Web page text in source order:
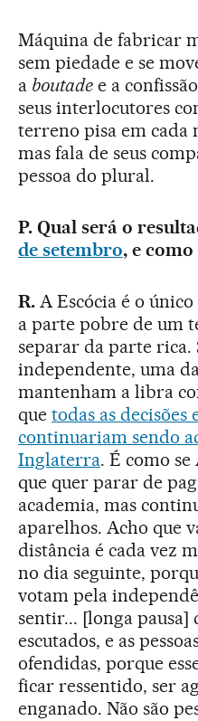
Máquina de fabricar
sem piedade e se
a boutadee a
seus interlocutores
terreno pisa em cada
mas fala de seus
pessoa do plural.
P. Qual será o
de setembro, e
R.A Escócia é o
a parte pobre de um
separar da parte rica.
independente, uma
mantenham a libra
que todas as decisões
continuariam sendo
Inglaterra. É como se
que quer parar de
academia, mas
aparelhos. Acho que
distância é cada vez
no dia seguinte,
votam pela
sentir... [longa pausa]
escutados, e as
ofendidas, porque
ficar ressentido, ser
enganado. Não são